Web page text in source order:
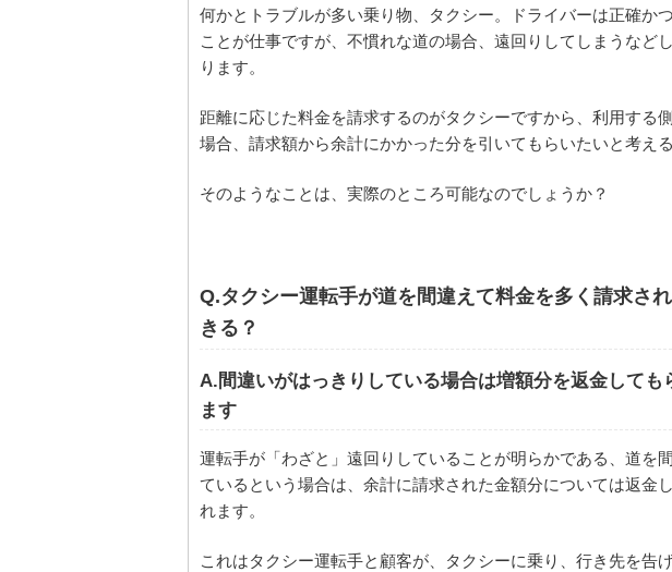
何かとトラブルが多い乗り物、タクシー。ドライバーは正確か
ことが仕事ですが、不慣れな道の場合、遠回りしてしまうなど
ります。
距離に応じた料金を請求するのがタクシーですから、利用する
場合、請求額から余計にかかった分を引いてもらいたいと考える
そのようなことは、実際のところ可能なのでしょうか？
Q.タクシー運転手が道を間違えて料金を多く請求さ
きる？
A. 間違いがはっきりしている場合は増額分を返金して
ます
運転手が「わざと」遠回りしていることが明らかである、道を
ているという場合は、余計に請求された金額分については返金
れます。
これはタクシー運転手と顧客が、タクシーに乗り、行き先を告